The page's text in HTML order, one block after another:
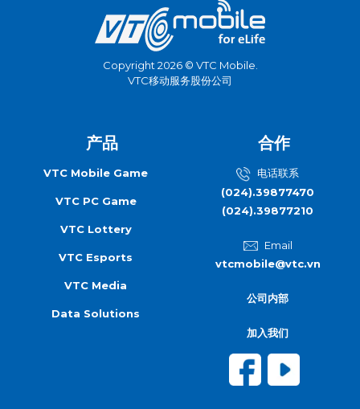
Copyright 2026 © VTC Mobile.
VTC移动服务股份公司
产品
VTC Mobile Game
VTC PC Game
VTC Lottery
VTC Esports
VTC Media
Data Solutions
合作
电话联系
(024).39877470
(024).39877210
Email
vtcmobile@vtc.vn
公司内部
加入我们